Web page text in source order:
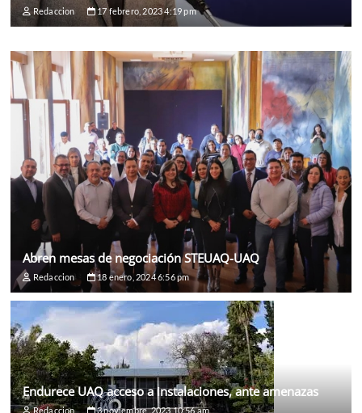
Redaccion 17 febrero, 2023 4:19 pm
Abren mesas de negociación STEUAQ-UAQ
Redaccion 18 enero, 2024 6:56 pm
Endurece UAQ acceso a instalaciones, ante amenazas
Redaccion 3 noviembre, 2023 10:56 am